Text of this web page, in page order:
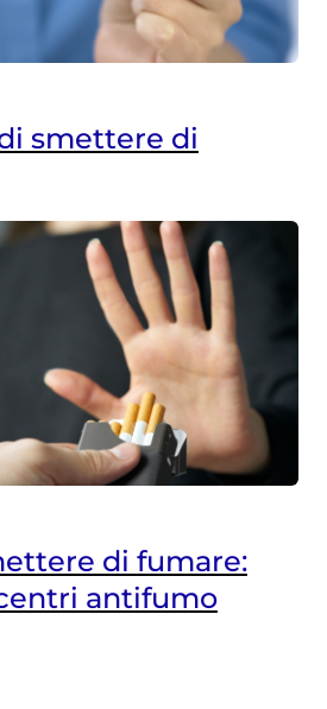
smettere di
di fumare:
antifumo